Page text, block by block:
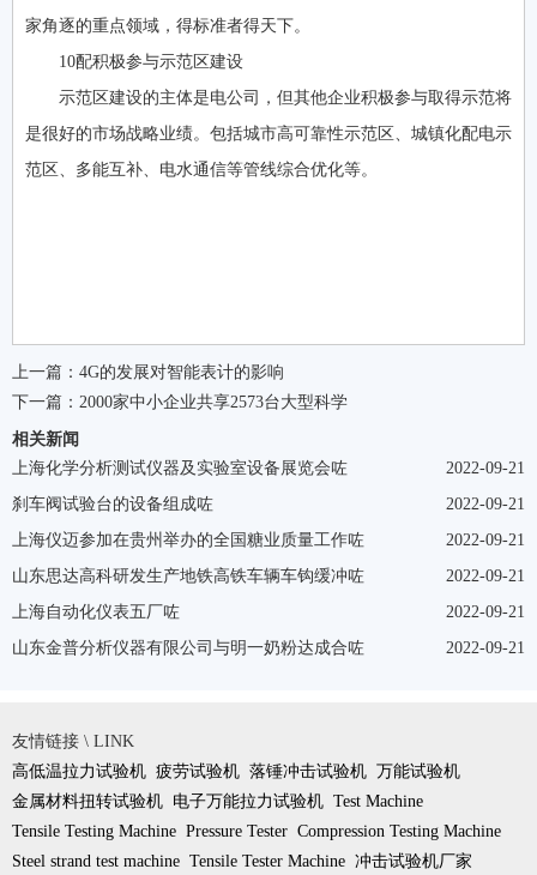
家角逐的重点领域，得标准者得天下。
10配积极参与示范区建设
示范区建设的主体是电公司，但其他企业积极参与取得示范将
是很好的市场战略业绩。包括城市高可靠性示范区、城镇化配电示
范区、多能互补、电水通信等管线综合优化等。
上一篇： 4G的发展对智能表计的影响
下一篇： 2000家中小企业共享2573台大型科学
相关新闻
2022-09-21
上海化学分析测试仪器及实验室设备展览会咗
2022-09-21
刹车阀试验台的设备组成咗
2022-09-21
上海仪迈参加在贵州举办的全国糖业质量工作咗
2022-09-21
山东思达高科研发生产地铁高铁车辆车钩缓冲咗
2022-09-21
上海自动化仪表五厂咗
2022-09-21
山东金普分析仪器有限公司与明一奶粉达成合咗
友情链接 \ LINK
高低温拉力试验机 疲劳试验机 落锤冲击试验机 万能试验机
金属材料扭转试验机 电子万能拉力试验机 Test Machine
Tensile Testing Machine Pressure Tester Compression Testing Machine
Steel strand test machine Tensile Tester Machine 冲击试验机厂家